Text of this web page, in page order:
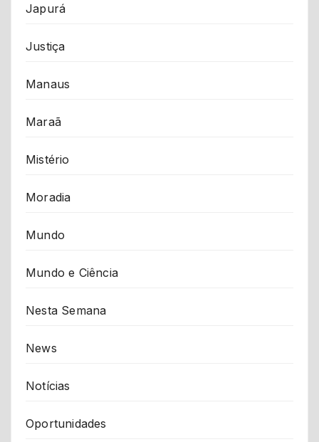
Japurá
Justiça
Manaus
Maraã
Mistério
Moradia
Mundo
Mundo e Ciência
Nesta Semana
News
Notícias
Oportunidades